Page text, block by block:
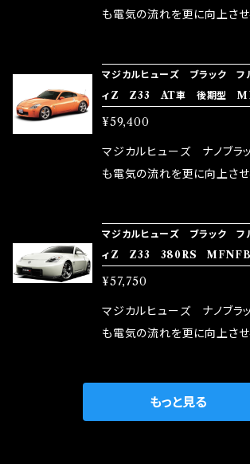
はこちらのマジカルヒューズ
rz）の2店舗の専売品になり
い致します。
も電気の流れを更に向上さ
メ！ レーシングドライバー
ターとなり吟味し時間を掛け
体感出来て面白く、車には必
リットが無い。と。 コラボ開
はこちらのマジカルヒューズ
rz）の2店舗の専売品になり
い致します。
マジカルヒューズ ブラック フ
ィZ Z33 AT車 後期型
¥59,400
マジカルヒューズ ナノブ
も電気の流れを更に向上さ
メ！ レーシングドライバー
ターとなり吟味し時間を掛け
体感出来て面白く、車には必
リットが無い。と。 コラボ開
はこちらのマジカルヒューズ
rz）の2店舗の専売品になり
い致します。
マジカルヒューズ ブラック フ
ィZ Z33 380RS
¥57,750
マジカルヒューズ ナノブ
も電気の流れを更に向上さ
メ！ レーシングドライバー
ターとなり吟味し時間を掛け
もっと見る